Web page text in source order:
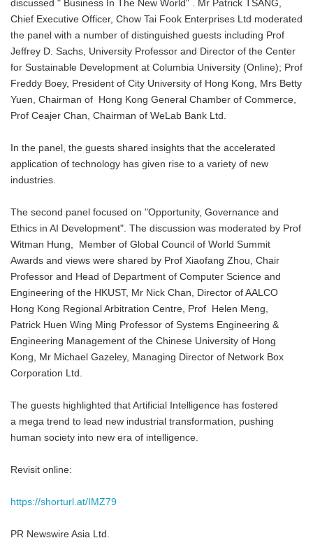
discussed " Business In The New World" . Mr Patrick TSANG,
Chief Executive Officer, Chow Tai Fook Enterprises Ltd moderated
the panel with a number of distinguished guests including Prof
Jeffrey D. Sachs, University Professor and Director of the Center
for Sustainable Development at Columbia University (Online); Prof
Freddy Boey, President of City University of Hong Kong, Mrs Betty
Yuen, Chairman of Hong Kong General Chamber of Commerce,
Prof Ceajer Chan, Chairman of WeLab Bank Ltd.
In the panel, the guests shared insights that the accelerated
application of technology has given rise to a variety of new
industries.
The second panel focused on "Opportunity, Governance and
Ethics in AI Development". The discussion was moderated by Prof
Witman Hung, Member of Global Council of World Summit
Awards and views were shared by Prof Xiaofang Zhou, Chair
Professor and Head of Department of Computer Science and
Engineering of the HKUST, Mr Nick Chan, Director of AALCO
Hong Kong Regional Arbitration Centre, Prof Helen Meng,
Patrick Huen Wing Ming Professor of Systems Engineering &
Engineering Management of the Chinese University of Hong
Kong, Mr Michael Gazeley, Managing Director of Network Box
Corporation Ltd.
The guests highlighted that Artificial Intelligence has fostered
a mega trend to lead new industrial transformation, pushing
human society into new era of intelligence.
Revisit online:
https://shorturl.at/IMZ79
PR Newswire Asia Ltd.